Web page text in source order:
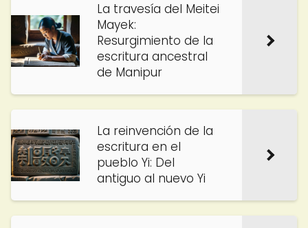
La travesía del Meitei
Mayek:
Resurgimiento de la
escritura ancestral
de Manipur
La reinvención de la
escritura en el
pueblo Yi: Del
antiguo al nuevo Yi